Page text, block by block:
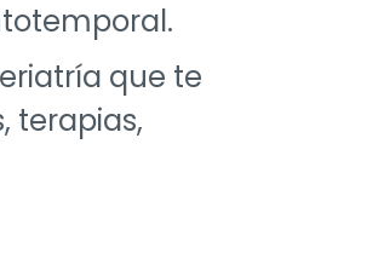
que te
terapias,